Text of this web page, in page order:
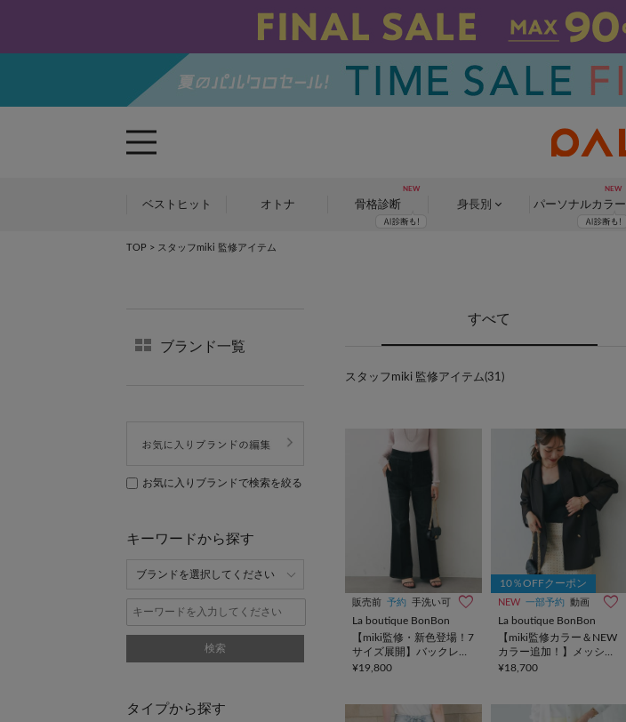
ベストヒット オトナ 骨格診断 身長別 パーソナルカラー
TOP > スタッフmiki 監修アイテム
すべて
スタッフmiki 監修アイテム(31)
販売前 予約 手洗い可
La boutique BonBon
【miki監修・新色登場！7
サイズ展開】バックレー
スアップデニムフレアパ
¥19,800
10％OFFクーポン
NEW 一部予約 動画
La boutique BonBon
【miki監修カラー＆NEW
カラー追加！】メッシュ
メタルボタンライトジャ
¥18,700
ブランド一覧
お気に入りブランドで検索を絞る
キーワードから探す
検索
タイプから探す